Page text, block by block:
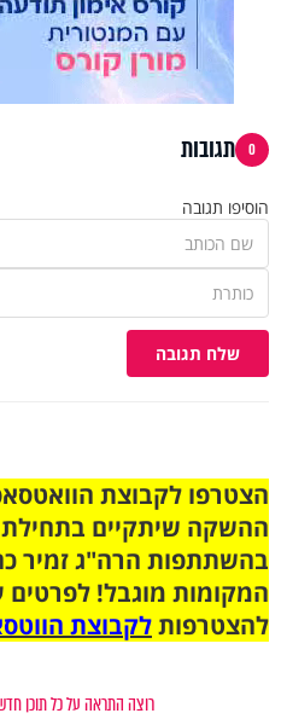
0 תגובות
הוסיפו תגובה
שלח תגובה
ההשקה שיתקיים
בהשתתפות הרה"ג זמיר
המקומות מוגבל! לפרטים
להצטרפותלקבוצת
רוצה התראה על כל תוכן